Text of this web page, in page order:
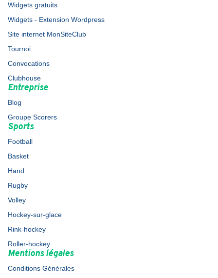
Widgets gratuits
Widgets - Extension Wordpress
Site internet MonSiteClub
Tournoi
Convocations
Clubhouse
Entreprise
Blog
Groupe Scorers
Sports
Football
Basket
Hand
Rugby
Volley
Hockey-sur-glace
Rink-hockey
Roller-hockey
Mentions légales
Conditions Générales